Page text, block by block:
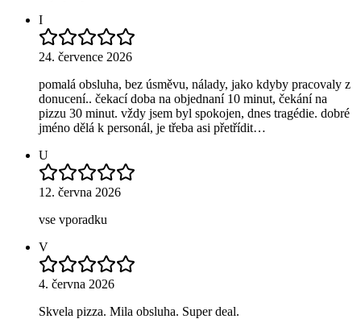
I
24. července 2026
pomalá obsluha, bez úsměvu, nálady, jako kdyby pracovaly z
donucení.. čekací doba na objednaní 10 minut, čekání na
pizzu 30 minut. vždy jsem byl spokojen, dnes tragédie. dobré
jméno dělá k personál, je třeba asi přetřídit…
U
12. června 2026
vse vporadku
V
4. června 2026
Skvela pizza. Mila obsluha. Super deal.